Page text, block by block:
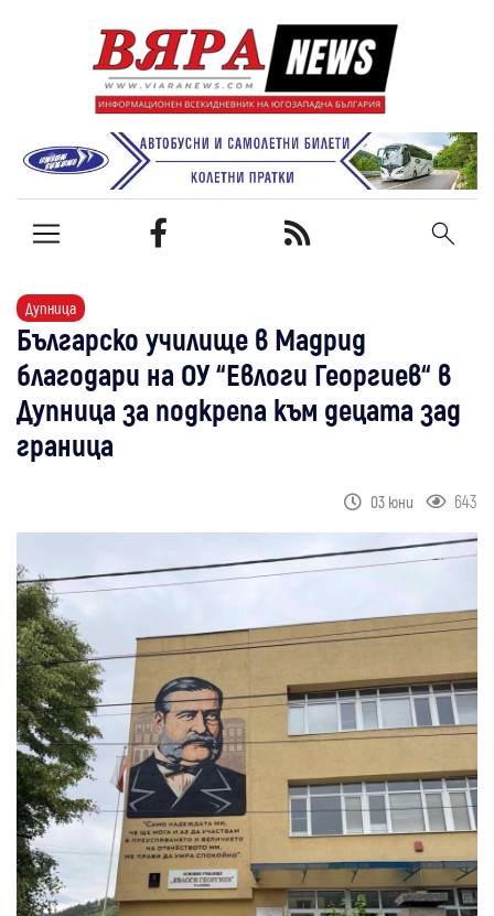
Дупница
Българско училище в Мадрид
благодари на ОУ “Евлоги Георгиев“ в
Дупница за подкрепа към децата зад
граница
03 юни 643